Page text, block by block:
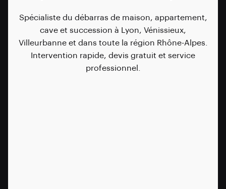
Spécialiste du débarras de maison, appartement,
cave et succession à Lyon, Vénissieux,
Villeurbanne et dans toute la région Rhône-Alpes.
Intervention rapide, devis gratuit et service
professionnel.